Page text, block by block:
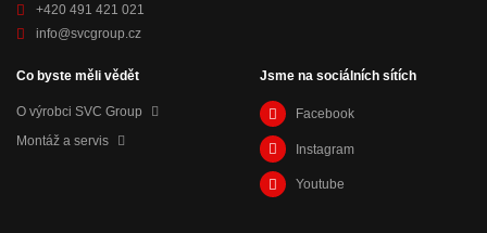
+420 491 421 021
info@svcgroup.cz
Co byste měli vědět
O výrobci SVC Group
Montáž a servis
Jsme na sociálních sítích
Facebook
Instagram
Youtube